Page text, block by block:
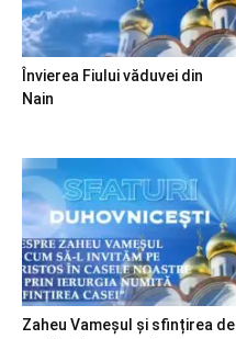
Învierea Fiului văduvei din
Nain
Zaheu Vameșul și sfințirea de